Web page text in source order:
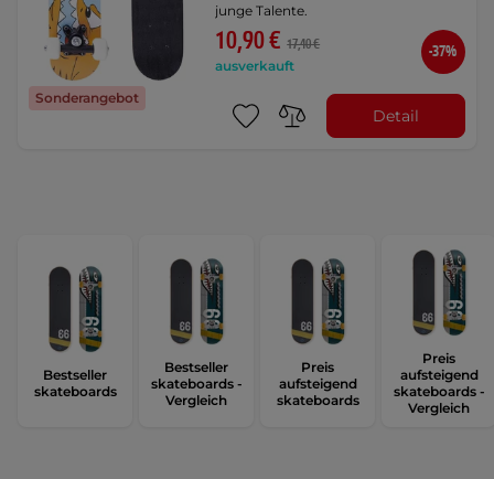
Sonderangebot
junge Talente.
10,90 € 17,40 €
ausverkauft
-37%
Detail
Bestseller
skateboards
Bestseller
skateboards -
Vergleich
Preis
aufsteigend
skateboards
Preis
aufsteigend
skateboards -
Vergleich